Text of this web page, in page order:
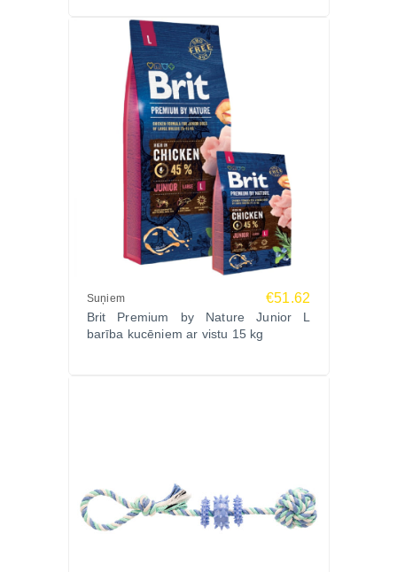
Suņiem €51.62
Brit Premium by Nature Junior L
barība kucēniem ar vistu 15 kg